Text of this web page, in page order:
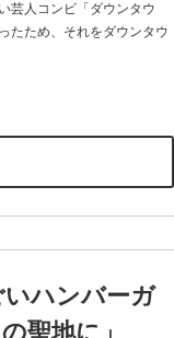
芸人コンビ「ダウンタウ
たため、それをダウンタウ
いハンバーガ
聖地に」